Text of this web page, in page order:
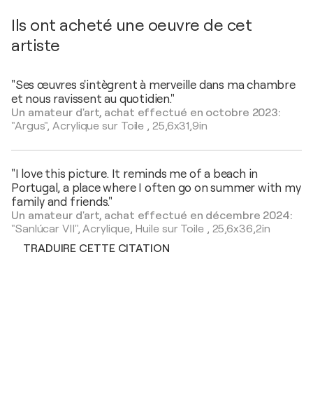
Ils ont acheté une oeuvre de cet
artiste
"Ses œuvres s'intègrent à merveille dans ma chambre
et nous ravissent au quotidien."
Un amateur d'art, achat effectué en octobre 2023:
"Argus",Acrylique sur Toile , 25,6x31,9in
"I love this picture. It reminds me of a beach in
Portugal, a place where I often go on summer with my
family and friends."
Un amateur d'art, achat effectué en décembre 2024:
"Sanlúcar VII",Acrylique, Huile sur Toile, 25,6x36,2in
TRADUIRE CETTE CITATION